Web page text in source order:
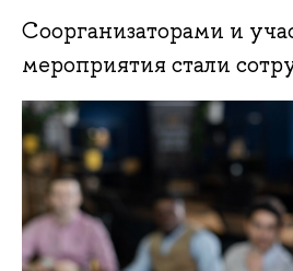
Соорганизаторами и
мероприятия стали